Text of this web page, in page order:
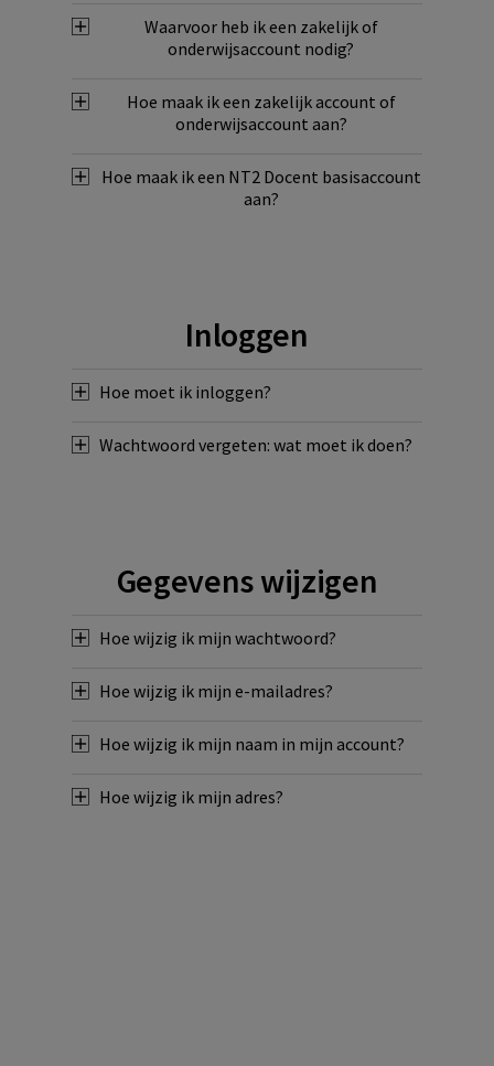
Waarvoor heb ik een zakelijk of
onderwijsaccount nodig?
Hoe maak ik een zakelijk account of
onderwijsaccount aan?
Hoe maak ik een NT2 Docent basisaccount
aan?
Inloggen
Hoe moet ik inloggen?
Wachtwoord vergeten: wat moet ik doen?
Gegevens wijzigen
Hoe wijzig ik mijn wachtwoord?
Hoe wijzig ik mijn e-mailadres?
Hoe wijzig ik mijn naam in mijn account?
Hoe wijzig ik mijn adres?